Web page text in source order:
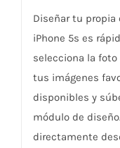
Diseñar tu propia
iPhone 5s es
selecciona la
tus imágenes
disponibles y
módulo de
directamente